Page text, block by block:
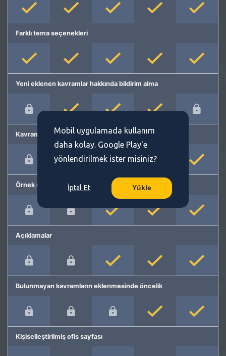
Farklı tema seçenekleri
Yeni eklenen kavramlar hakkında bildirim alma
Kavram önerme
Örnek cümleler
Açıklamalar
Bulunmayan kavramların eklenmesinde öncelik
Kişiselleştirilmiş ofis sayfası
Mobil uygulamada kullanım
daha kolay. Google Play'e
yönlendirilmek ister misiniz?
İptal Et Yükle